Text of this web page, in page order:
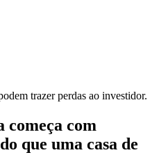
trazer perdas ao investidor.
com
que uma casa de